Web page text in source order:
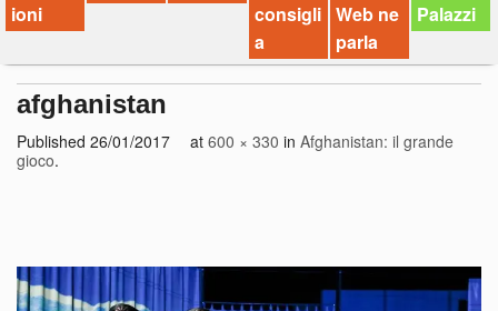
ioni
consigli
a
Web ne
parla
Palazzi
afghanistan
Published 26/01/2017 at 600 × 330 in Afghanistan: il grande
gioco.